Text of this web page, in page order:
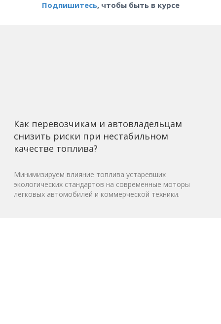
Подпишитесь, чтобы быть в курсе
Как перевозчикам и автовладельцам
снизить риски при нестабильном
качестве топлива?
Минимизируем влияние топлива устаревших
экологических стандартов на современные моторы
легковых автомобилей и коммерческой техники.